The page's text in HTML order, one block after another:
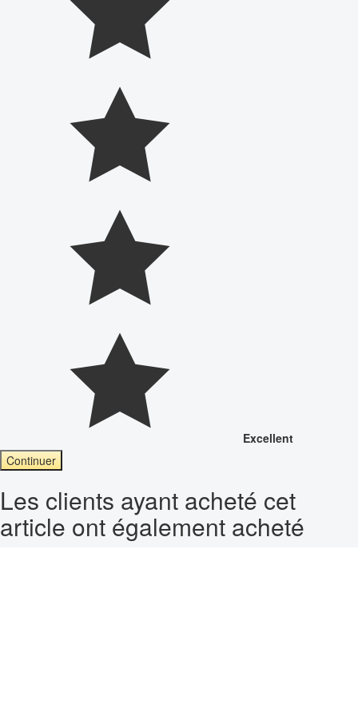
Excellent
Continuer
Les clients ayant acheté cet
article ont également acheté